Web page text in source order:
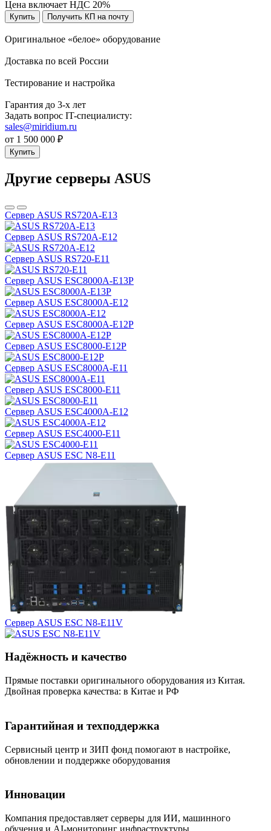
Цена включает НДС 20%
Купить Получить КП на почту
Оригинальное «белое» оборудование
Доставка по всей России
Тестирование и настройка
Гарантия до 3-х лет
Задать вопрос IT-специалисту:
sales@miridium.ru
от 1 500 000 ₽
Купить
Другие серверы ASUS
Сервер ASUS RS720A-E13
Сервер ASUS RS720A-E12
Сервер ASUS RS720-E11
Сервер ASUS ESC8000A-E13P
Сервер ASUS ESC8000A-E12
Сервер ASUS ESC8000A-E12P
Сервер ASUS ESC8000-E12P
Сервер ASUS ESC8000A-E11
Сервер ASUS ESC8000-E11
Сервер ASUS ESC4000A-E12
Сервер ASUS ESC4000-E11
Сервер ASUS ESC N8-E11
Сервер ASUS ESC N8-E11V
Надёжность и качество
Прямые поставки оригинального оборудования из Китая.
Двойная проверка качества: в Китае и РФ
Гарантийная и техподдержка
Сервисный центр и ЗИП фонд помогают в настройке,
обновлении и поддержке оборудования
Инновации
Компания предоставляет серверы для ИИ, машинного
обучения и AI-мониторинг инфраструктуры